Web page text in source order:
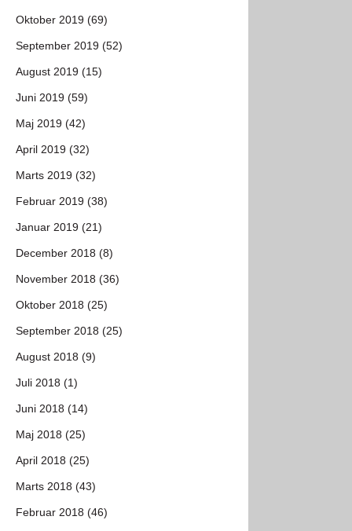
Oktober 2019 (69)
September 2019 (52)
August 2019 (15)
Juni 2019 (59)
Maj 2019 (42)
April 2019 (32)
Marts 2019 (32)
Februar 2019 (38)
Januar 2019 (21)
December 2018 (8)
November 2018 (36)
Oktober 2018 (25)
September 2018 (25)
August 2018 (9)
Juli 2018 (1)
Juni 2018 (14)
Maj 2018 (25)
April 2018 (25)
Marts 2018 (43)
Februar 2018 (46)